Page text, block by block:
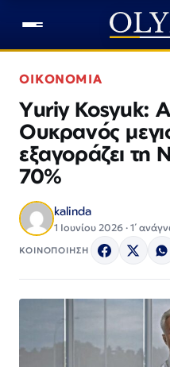
ΟΙΚΟΝΟΜΙΑ
Yuriy Kosyuk:
Ουκρανός
εξαγοράζει τη
70%
kalinda
1 Ιουνίου 2026 · 1΄
ΚΟΙΝΟΠΟΙΗΣΗ